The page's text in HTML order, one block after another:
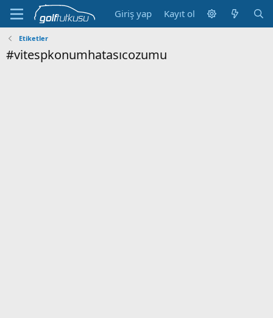
Giriş yap Kayıt ol
Etiketler
#vitespkonumhatasıcozumu